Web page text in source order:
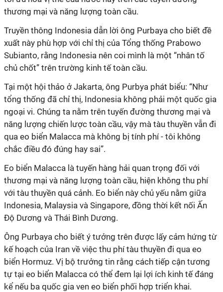
thương mại và năng lượng toàn cầu.
Truyền thông Indonesia dẫn lời ông Purbaya cho biết đề
xuất này phù hợp với chỉ thị của Tổng thống Prabowo
Subianto, rằng Indonesia nên coi mình là một “nhân tố
chủ chốt” trên trường kinh tế toàn cầu.
Tại một hội thảo ở Jakarta, ông Purbya phát biểu: “Như
tổng thống đã chỉ thị, Indonesia không phải một quốc gia
ngoại vi. Chúng ta nằm trên tuyến đường thương mại và
năng lượng chiến lược toàn cầu, vậy mà tàu thuyền vẫn đi
qua eo biển Malacca mà không bị tính phí - tôi không
chắc điều đó đúng hay sai”.
Eo biển Malacca là tuyến hàng hải quan trọng đối với
thương mại và năng lượng toàn cầu, hiện không thu phí
với tàu thuyền quá cảnh. Eo biển này chủ yếu nằm giữa
Indonesia, Malaysia và Singapore, đồng thời kết nối Ấn
Độ Dương và Thái Bình Dương.
Ông Purbaya cho biết ý tưởng trên được lấy cảm hứng từ
kế hoạch của Iran về việc thu phí tàu thuyền đi qua eo
biển Hormuz. Vị bộ trưởng tin rằng cách tiếp cận tương
tự tại eo biển Malacca có thể đem lại lợi ích kinh tế đáng
kể nếu ba quốc gia ven eo biển phối hợp triển khai.